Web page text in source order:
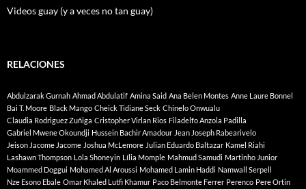
Videos guay (y a veces no tan guay)
RELACIONES
Abdulzarak Gurnah Ahmad Abdulatif Amina Said Ana Belen Montes Anne Laure Bonnel
Bai T. Moore Black Mango Cheick Tidiane Seck Chinelo Onwualu
Claudia Rodriguez Zuñiga Cristopher Virlan Rios Filadelfo Anzola Padilla
Gabriel Mwene Okoundji Hussein Bachir Amadour Jean Joseph Rabearivelo
Jeison Jacome Jacome Joshua McLemore Julian Eduardo Baltazar Kamel Riahi
Lashawn Thompson Lola Shoneyin Lília Momple Mahmud Samudi Martinho Junior
Moammed Doggui Mohamed Al Aroussi Mohamed Lamin Haddi Namwall Serpell
Nze Esono Ebale Omar Khaled Lutfi Khamur Paco Belmonte Ferrer Perenco Pere Ortin